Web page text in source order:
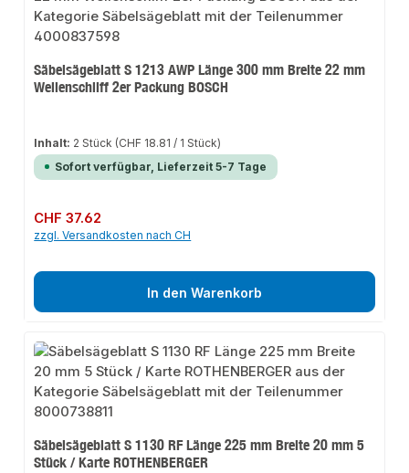
Säbelsägeblatt S 1213 AWP Länge 300 mm Breite 22 mm
Wellenschliff 2er Packung BOSCH
Inhalt: 2 Stück (CHF 18.81 / 1 Stück)
Sofort verfügbar, Lieferzeit 5-7 Tage
Regulärer Preis:
CHF 37.62
zzgl. Versandkosten nach CH
In den Warenkorb
Säbelsägeblatt S 1130 RF Länge 225 mm Breite 20 mm 5
Stück / Karte ROTHENBERGER